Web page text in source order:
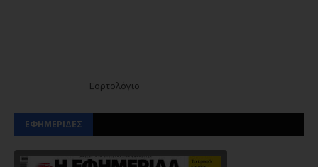
Εορτολόγιο
ΕΦΗΜΕΡΙΔΕΣ